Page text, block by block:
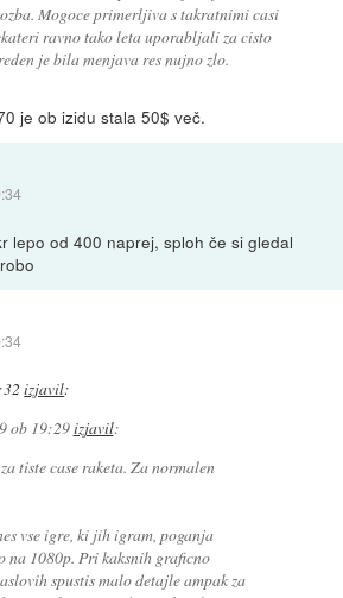
Mogoce primerljiva s takratnimi casi
ravno tako leta uporabljali za cisto
je bila menjava res nujno zlo.
je ob izidu stala 50$ več.
lepo od 400 naprej, sploh če si gledal
izjavil:
ob 19:29izjavil:
tiste case raketa. Za normalen
vse igre, ki jih igram, poganja
na 1080p. Pri kaksnih graficno
spustis malo detajle ampak za